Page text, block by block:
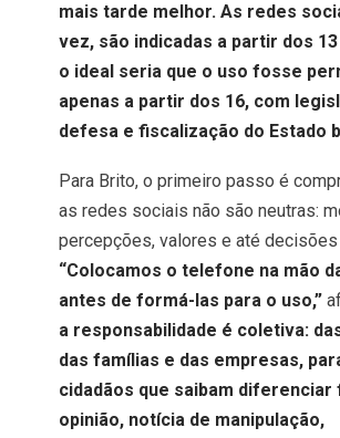
mais tarde melhor. As redes
vez, são indicadas a partir dos
o ideal seria que o uso fosse
apenas a partir dos 16, com
defesa e fiscalização do Estado
Para Brito, o primeiro passo é
as redes sociais não são neutras:
percepções, valores e até
“Colocamos o telefone na mão
antes de formá-las para o uso,”
a responsabilidade é coletiva:
das famílias e das empresas,
cidadãos que saibam diferenciar
opinião, notícia de manipulação,